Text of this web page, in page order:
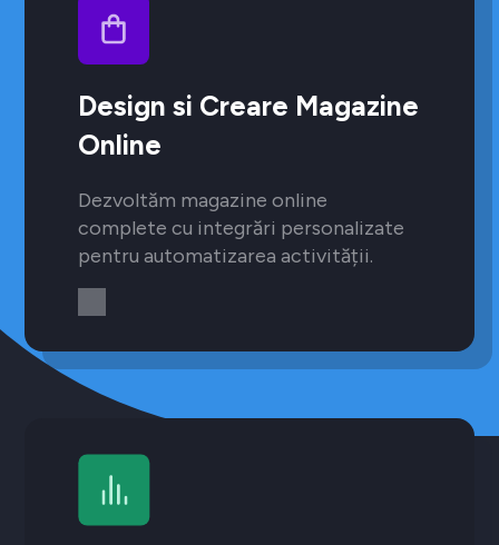
Design si Creare Magazine
Online
Dezvoltăm magazine online
complete cu integrări personalizate
pentru automatizarea activității.